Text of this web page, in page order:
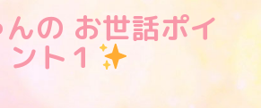
の お世話ポイ
ント１